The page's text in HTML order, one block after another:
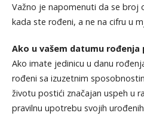
Važno je napomenuti da se broj
kada ste rođeni, a ne na cifru u
Ako u vašem datumu rođenja
Ako imate jedinicu u danu
rođeni sa izuzetnim
životu postići značajan uspeh u
pravilnu upotrebu svojih